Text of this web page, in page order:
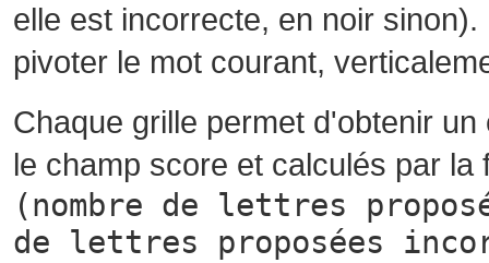
elle est incorrecte, en noir
pivoter le mot courant,
Chaque grille permet d'obtenir
le champ score et calculés par la
(nombre de lettres
de lettres proposées